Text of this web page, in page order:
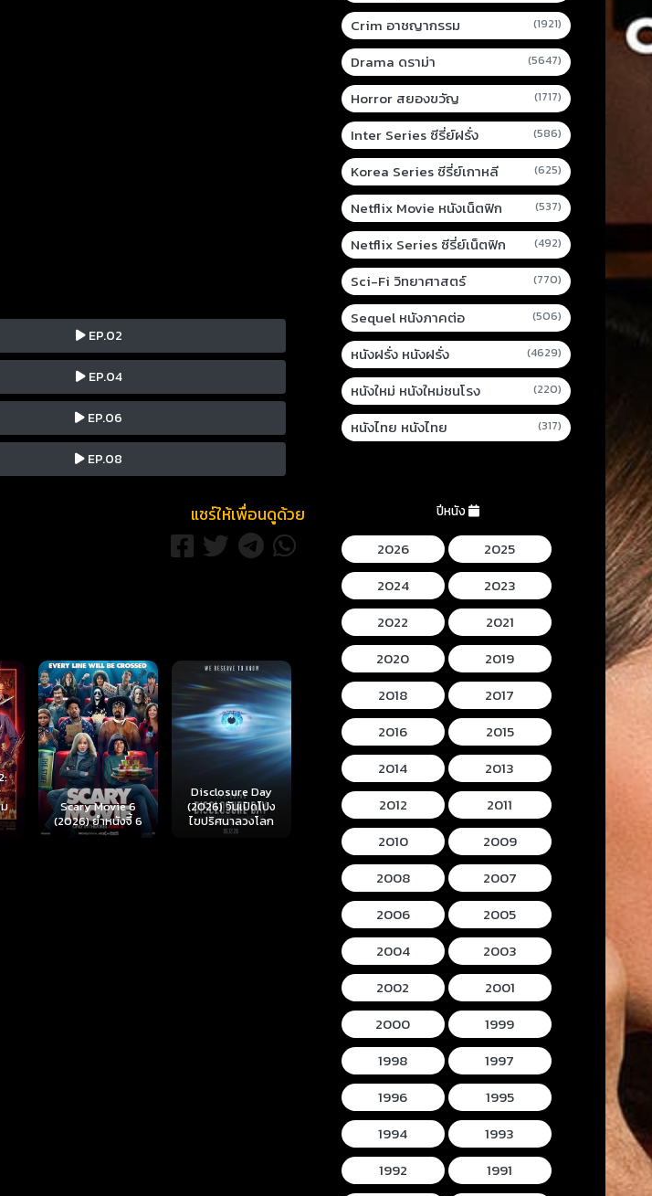
EP.02
EP.04
EP.06
EP.08
แชร์ให้เพื่อนดูด้วย
Disclosure Day
(2026) วันเปิดโปง
ไขปริศนาลวงโลก
Backrooms (2026)
นรกห้องลับ
Hokum (2026) ห้อง
กุมวิญญาณ
Mortal Kombat II
(2026) มอร์ทัล คอม
แบท 2
โครนิน เดอ
Crim อาชญากรรม (1921)
Drama ดราม่า (5647)
Horror สยองขวัญ (1717)
Inter Series ซีรี่ย์ฝรั่ง (586)
Korea Series ซีรี่ย์เกาหลี (625)
Netflix Movie หนังเน็ตฟิก (537)
Netflix Series ซีรี่ย์เน็ตฟิก (492)
Sci-Fi วิทยาศาสตร์ (770)
Sequel หนังภาคต่อ (506)
หนังฝรั่ง หนังฝรั่ง (4629)
หนังใหม่ หนังใหม่ชนโรง (220)
หนังไทย หนังไทย (317)
ปีหนัง
2026
2025
2024
2023
2022
2021
2020
2019
2018
2017
2016
2015
2014
2013
2012
2011
2010
2009
2008
2007
2006
2005
2004
2003
2002
2001
2000
1999
1998
1997
1996
1995
1994
1993
1992
1991